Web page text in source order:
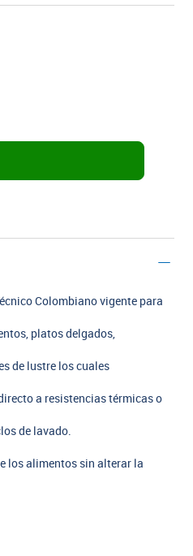
Colombiano vigente para
platos delgados,
de lustre los cuales
a resistencias térmicas o
de lavado.
los alimentos sin alterar la